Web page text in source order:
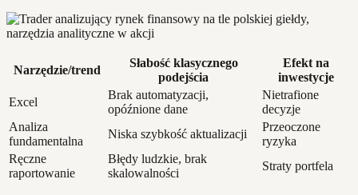
Narzędzie/trend
Słabość klasycznego
podejścia
Efekt na
inwestycje
Excel
Brak automatyzacji,
opóźnione dane
Nietrafione
decyzje
Analiza
fundamentalna
Niska szybkość aktualizacji
Przeoczone
ryzyka
Ręczne
raportowanie
Błędy ludzkie, brak
skalowalności
Straty portfela